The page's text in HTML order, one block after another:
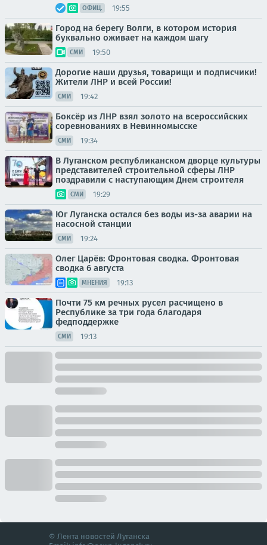
ОФИЦ. 19:55
Город на берегу Волги, в котором история
буквально оживает на каждом шагу
СМИ 19:50
Дорогие наши друзья, товарищи и подписчики!
Жители ЛНР и всей России!
СМИ 19:42
Боксёр из ЛНР взял золото на всероссийских
соревнованиях в Невинномысске
СМИ 19:34
В Луганском республиканском дворце культуры
представителей строительной сферы ЛНР
поздравили с наступающим Днем строителя
СМИ 19:29
Юг Луганска остался без воды из-за аварии на
насосной станции
СМИ 19:24
Олег Царёв: Фронтовая сводка. Фронтовая
сводка 6 августа
МНЕНИЯ 19:13
Почти 75 км речных русел расчищено в
Республике за три года благодаря
федподдержке
СМИ 19:13
© Лента новостей Луганска